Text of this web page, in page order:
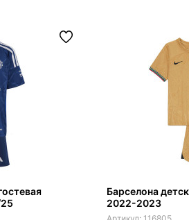
Барселона
2022-2023